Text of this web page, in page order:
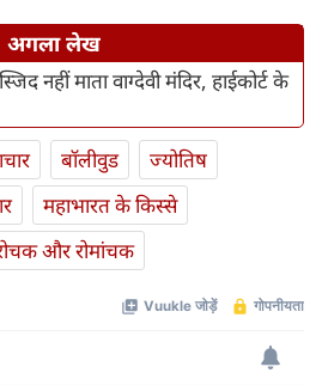
अगला लेख
नहीं माता वाग्देवी मंदिर, हाईकोर्ट के
बॉलीवुड
ज्योतिष
महाभारत के किस्से
और रोमांचक